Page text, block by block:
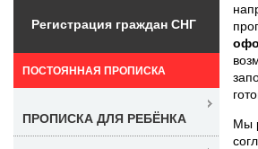
Мы
Регистрация граждан СНГ
ПОСТОЯННАЯ ПРОПИСКА
ПРОПИСКА ДЛЯ РЕБЁНКА